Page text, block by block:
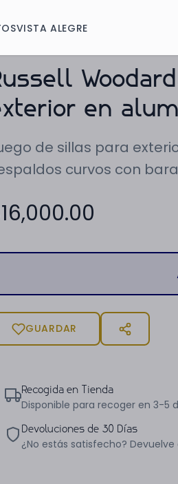
VISTA ALEGRE
en
de sillas para
curvos con
16,000.00
GUARDAR
Recogida en Tienda
Disponible para recoger en 3-5
Devoluciones de 30 Días
¿No estás satisfecho?